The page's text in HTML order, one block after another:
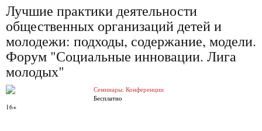
Лучшие практики деятельности
общественных организаций детей и
молодежи: подходы, содержание, модели.
Форум "Социальные инновации. Лига
молодых"
Семинары. Конференции
Бесплатно
16+